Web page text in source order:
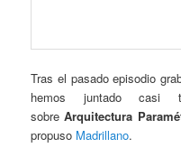
Tras el pasado episodio
hemos juntado casi
sobreArquitectura
propuso Madrillano.